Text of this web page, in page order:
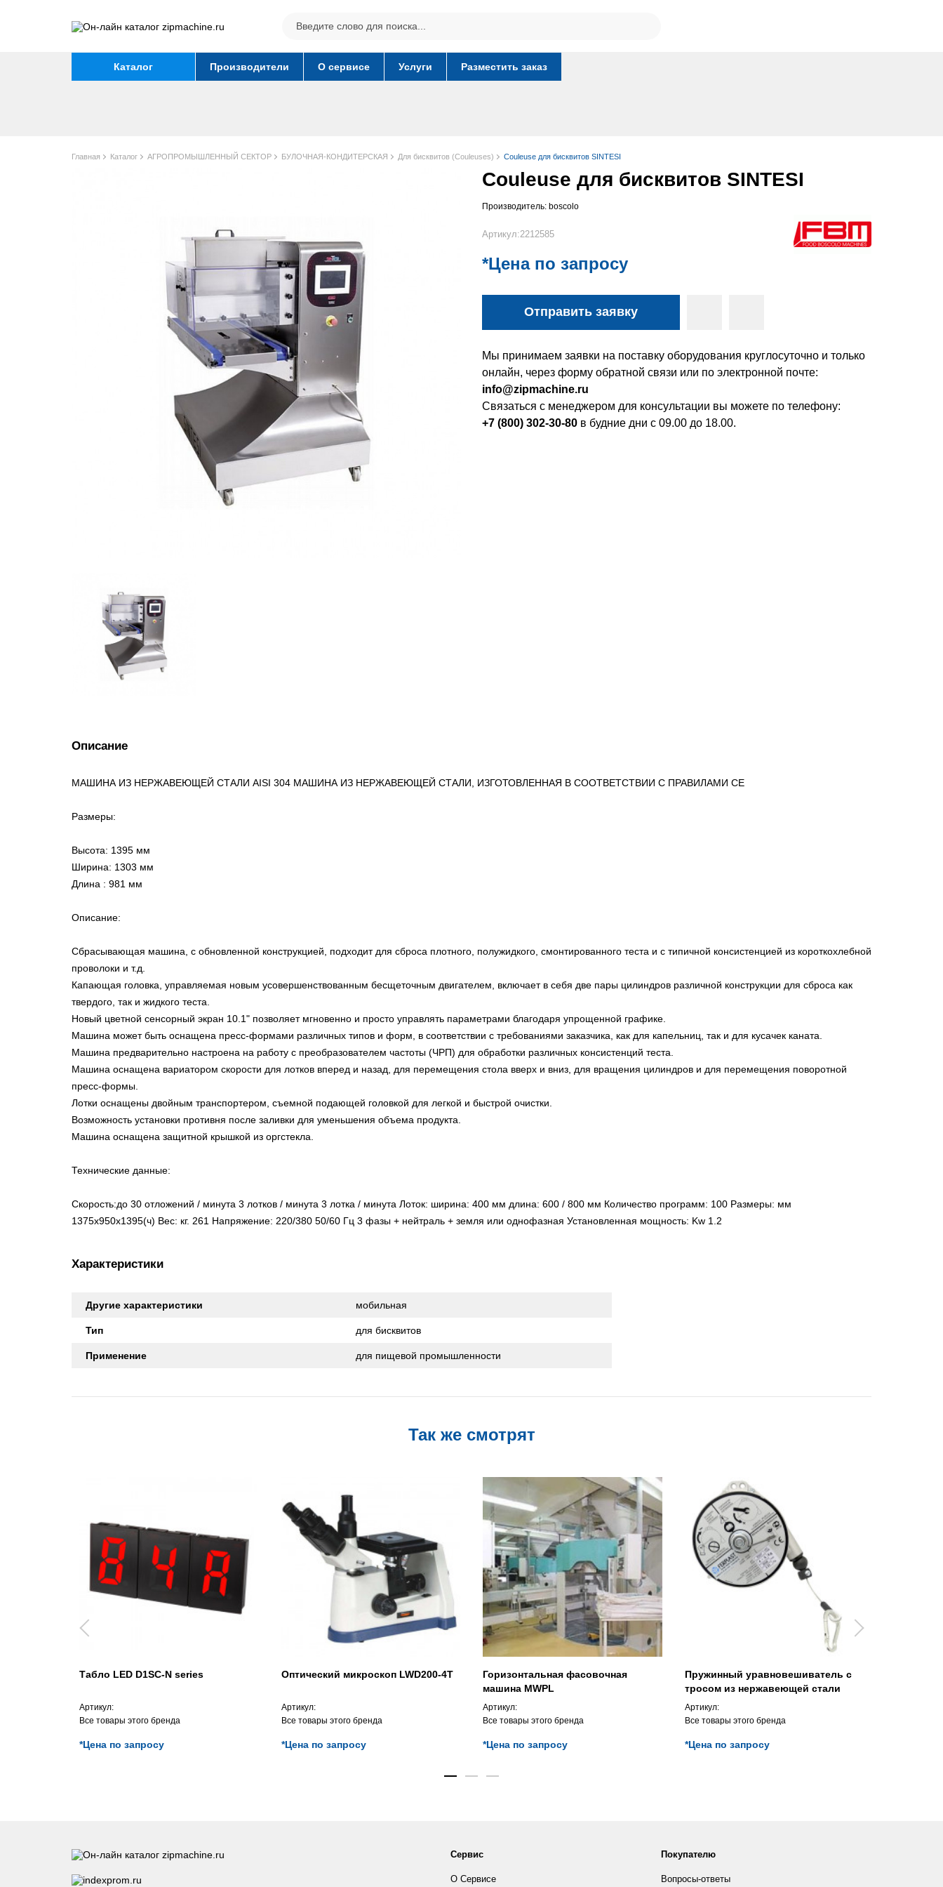
Каталог Производители О сервисе Услуги Разместить заказ
Главная Каталог АГРОПРОМЫШЛЕННЫЙ СЕКТОР БУЛОЧНАЯ-КОНДИТЕРСКАЯ Для бисквитов (Couleuses) Couleuse для бисквитов SINTESI
Couleuse для бисквитов SINTESI
Производитель: boscolo
Артикул:2212585
*Цена по запросу
Отправить заявку
Мы принимаем заявки на поставку оборудования круглосуточно и только
онлайн, через форму обратной связи или по электронной почте:
info@zipmachine.ru
Связаться с менеджером для консультации вы можете по телефону:
+7 (800) 302-30-80 в будние дни с 09.00 до 18.00.
Описание
МАШИНА ИЗ НЕРЖАВЕЮЩЕЙ СТАЛИ AISI 304 МАШИНА ИЗ НЕРЖАВЕЮЩЕЙ СТАЛИ, ИЗГОТОВЛЕННАЯ В СООТВЕТСТВИИ С ПРАВИЛАМИ CE
Размеры:
Высота: 1395 мм
Ширина: 1303 мм
Длина : 981 мм
Описание:
Сбрасывающая машина, с обновленной конструкцией, подходит для сброса плотного, полужидкого, смонтированного теста и с типичной консистенцией из короткохлебной
проволоки и т.д.
Капающая головка, управляемая новым усовершенствованным бесщеточным двигателем, включает в себя две пары цилиндров различной конструкции для сброса как
твердого, так и жидкого теста.
Новый цветной сенсорный экран 10.1" позволяет мгновенно и просто управлять параметрами благодаря упрощенной графике.
Машина может быть оснащена пресс-формами различных типов и форм, в соответствии с требованиями заказчика, как для капельниц, так и для кусачек каната.
Машина предварительно настроена на работу с преобразователем частоты (ЧРП) для обработки различных консистенций теста.
Машина оснащена вариатором скорости для лотков вперед и назад, для перемещения стола вверх и вниз, для вращения цилиндров и для перемещения поворотной
пресс-формы.
Лотки оснащены двойным транспортером, съемной подающей головкой для легкой и быстрой очистки.
Возможность установки противня после заливки для уменьшения объема продукта.
Машина оснащена защитной крышкой из оргстекла.
Технические данные:
Скорость:до 30 отложений / минута 3 лотков / минута 3 лотка / минута Лоток: ширина: 400 мм длина: 600 / 800 мм Количество программ: 100 Размеры: мм
1375x950x1395(ч) Вес: кг. 261 Напряжение: 220/380 50/60 Гц 3 фазы + нейтраль + земля или однофазная Установленная мощность: Kw 1.2
Характеристики
Другие характеристики мобильная
Тип для бисквитов
Применение для пищевой промышленности
Так же смотрят
Табло LED D1SC-N series
Артикул:
Все товары этого бренда
*Цена по запросу
Оптический микроскоп LWD200-4T
Артикул:
Все товары этого бренда
*Цена по запросу
Горизонтальная фасовочная
машина MWPL
Артикул:
Все товары этого бренда
*Цена по запросу
Пружинный уравновешиватель с
тросом из нержавеющей стали
Артикул:
Все товары этого бренда
*Цена по запросу
Сервис
О Сервисе
Покупателю
Вопросы-ответы